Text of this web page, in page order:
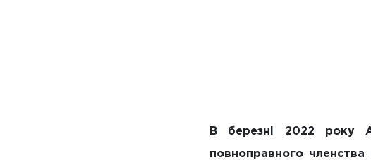
В березні 2022 року
повноправного членства